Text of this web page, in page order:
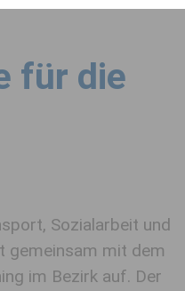
für die
Sozialarbeit und
gemeinsam mit dem
im Bezirk auf. Der